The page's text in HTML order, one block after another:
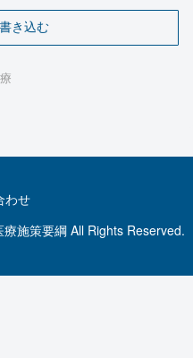
き込む
わせ
施策要綱 All Rights Reserved.